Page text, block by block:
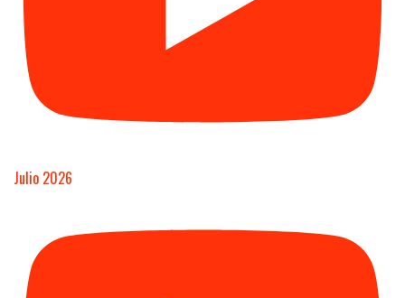
Julio 2026